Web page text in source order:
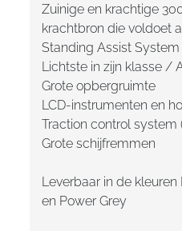
Zuinige en krachtige
krachtbron die voldoet
Standing Assist System
Lichtste in zijn klasse /
Grote opbergruimte
LCD-instrumenten en
Traction control system
Grote schijfremmen
Leverbaar in de
en Power Grey